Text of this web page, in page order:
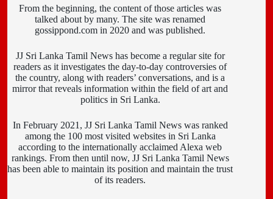
From the beginning, the content of those articles was
talked about by many. The site was renamed
gossippond.com in 2020 and was published.
JJ Sri Lanka Tamil News has become a regular site for
readers as it investigates the day-to-day controversies of
the country, along with readers’ conversations, and is a
mirror that reveals information within the field of art and
politics in Sri Lanka.
In February 2021, JJ Sri Lanka Tamil News was ranked
among the 100 most visited websites in Sri Lanka
according to the internationally acclaimed Alexa web
rankings. From then until now, JJ Sri Lanka Tamil News
has been able to maintain its position and maintain the trust
of its readers.